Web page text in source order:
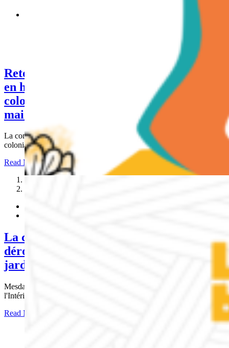
Retour en images de la journée nationale en hommage aux
Retour en images de la journée nationale
en hommage aux victimes de l’esclavage
colonial au Ministère des Outre-Mer : 23
mai 2023
La commémoration en hommage aux victimes de l'esclavage
colonial,
Read More
La commémoration cette année se
déroulera le mardi 23 mai 2023 dans les
jardins du ministère de l’Outre-mer
Mesdames, Messieurs, Monsieur Gérald DARMANIN Ministre de
l'Intérieur et
Read More